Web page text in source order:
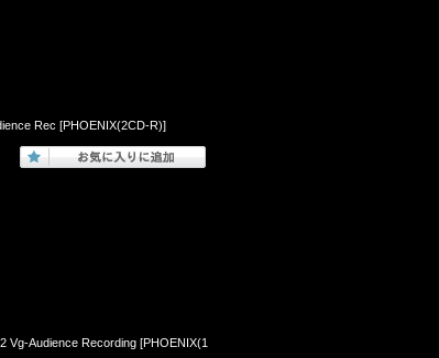
Rec [PHOENIX(2CD-R)]
Vg-Audience Recording [PHOENIX(1